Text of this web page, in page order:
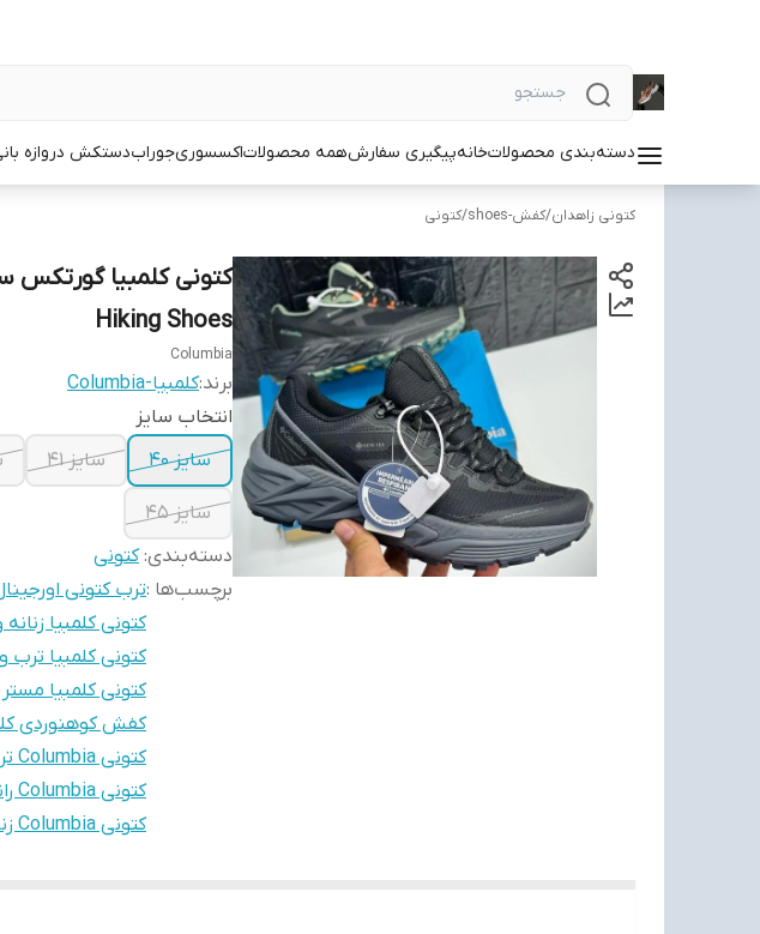
دسته‌بندی محصولاتخانهپیگیری سفارشهمه محصولاتاکسسوریجورابدستکش دروازه
کتونی زاهدان/کفش-shoes /کتونی
Hiking Shoes
Columbia
برند:کلمبیا-Columbia
انتخاب سایز
سایز ۴۰
سایز ۴۱
سایز ۴۵
دسته‌بندی:کتونی
برچسب‌ها :ترب کتونی
کتونی کلمبیا
کتونی کلمبیا ترب
کتونی کلمبیا مستر
کفش کوهنوردی
کتونی Columbia ترب ویتنام
کتونی Columbia رانینگ ویتنامی ترب
کتونی Columbia زنانه و مردانه ترب ویتنامی کفشباز شاپینگ